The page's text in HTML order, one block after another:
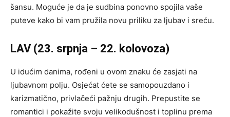
šansu. Moguće je da je sudbina ponovno spojila vaše
puteve kako bi vam pružila novu priliku za ljubav i sreću.
LAV (23. srpnja – 22. kolovoza)
U idućim danima, rođeni u ovom znaku će zasjati na
ljubavnom polju. Osjećat ćete se samopouzdano i
karizmatično, privlačeći pažnju drugih. Prepustite se
romantici i pokažite svoju velikodušnost i toplinu prema